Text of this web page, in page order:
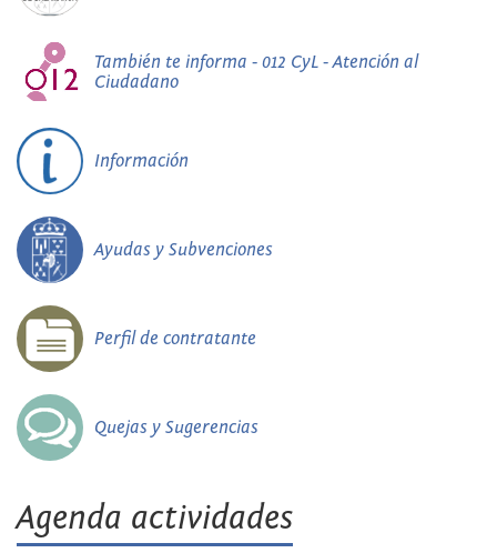
También te informa - 012 CyL - Atención al
Ciudadano
Información
Ayudas y Subvenciones
Perfil de contratante
Quejas y Sugerencias
Agenda actividades